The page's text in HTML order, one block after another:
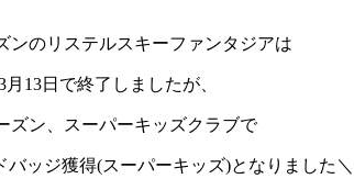
ンのリステルスキーファンタジアは
月13日で終了しましたが、
ズン、スーパーキッズクラブで
バッジ獲得(スーパーキッズ)となりました